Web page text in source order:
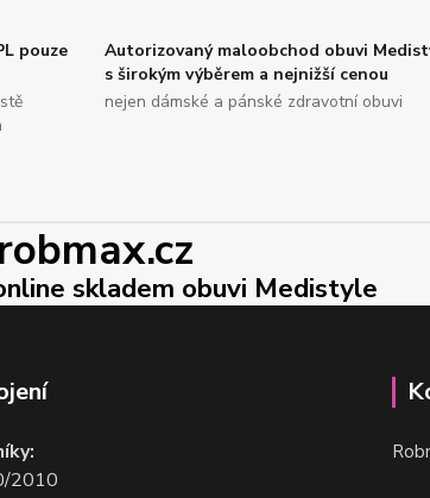
pouze
Autorizovaný maloobchod obuvi
s širokým výběrem a nejnižší cenou
nejen dámské a pánské zdravotní obuvi
robmax.cz
skladem obuvi Medistyle
2010